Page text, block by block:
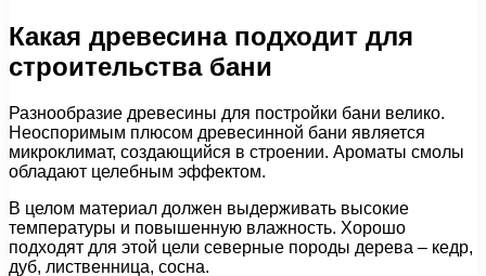
Какая древесина подходит для
строительства бани
Разнообразие древесины для постройки бани велико.
Неоспоримым плюсом древесинной бани является
микроклимат, создающийся в строении. Ароматы смолы
обладают целебным эффектом.
В целом материал должен выдерживать высокие
температуры и повышенную влажность. Хорошо
подходят для этой цели северные породы дерева – кедр,
дуб, лиственница, сосна.